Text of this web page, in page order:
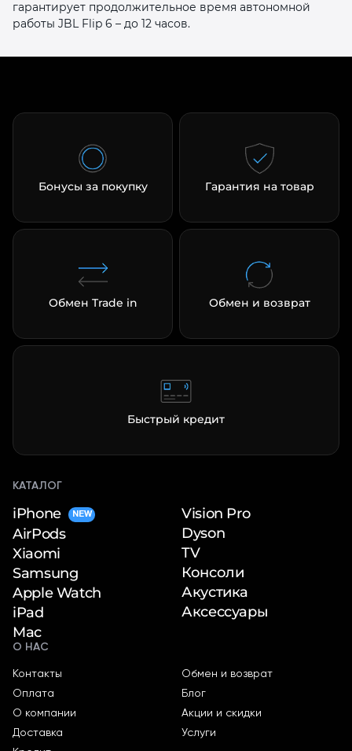
гарантирует продолжительное время автономной
работы JBL Flip 6 – до 12 часов.
Бонусы за покупку Гарантия на товар
Обмен Trade in Обмен и возврат
Быстрый кредит
КАТАЛОГ
iPhone NEW
AirPods
Xiaomi
Samsung
Apple Watch
iPad
Mac
Vision Pro
Dyson
TV
Консоли
Акустика
Аксессуары
О НАС
Контакты
Оплата
О компании
Доставка
Обмен и возврат
Блог
Акции и скидки
Услуги
раз в 2 недели